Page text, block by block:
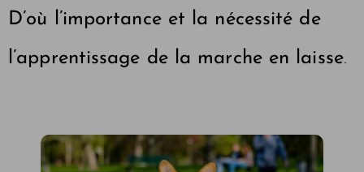
D’où l’importance et la nécessité de
l’apprentissage de la marche en laisse.